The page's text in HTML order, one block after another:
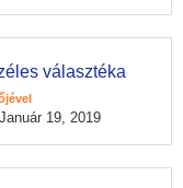
választéka
Január 19, 2019